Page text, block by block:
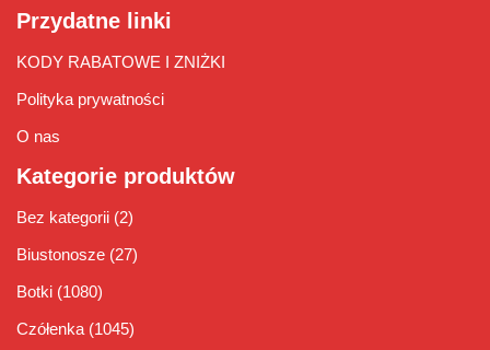
Przydatne linki
KODY RABATOWE I ZNIŻKI
Polityka prywatności
O nas
Kategorie produktów
Bez kategorii (2)
Biustonosze (27)
Botki (1080)
Czółenka (1045)